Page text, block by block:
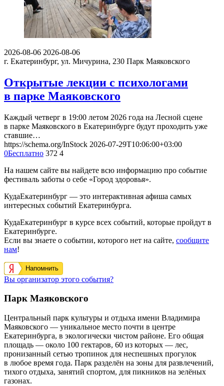
2026-08-06 2026-08-06
г. Екатеринбург, ул. Мичурина, 230 Парк Маяковского
Открытые лекции с психологами
в парке Маяковского
Каждый четверг в 19:00 летом 2026 года на Лесной сцене
в парке Маяковского в Екатеринбурге будут проходить уже
ставшие…
https://schema.org/InStock 2026-07-29T10:06:00+03:00
0Бесплатно 372 4
На нашем сайте вы найдете всю информацию про событие
фестиваль заботы о себе «Город здоровья».
КудаЕкатеринбург — это интерактивная афиша самых
интересных событий Екатеринбурга.
КудаЕкатеринбург в курсе всех событий, которые пройдут в
Екатеринбурге.
Если вы знаете о событии, которого нет на сайте, сообщите
нам!
Напомнить
Вы организатор этого события?
Парк Маяковского
Центральный парк культуры и отдыха имени Владимира
Маяковского — уникальное место почти в центре
Екатеринбурга, в экологически чистом районе. Его общая
площадь — около 100 гектаров, 60 из которых — лес,
пронизанный сетью тропинок для неспешных прогулок
в любое время года. Парк разделён на зоны для развлечений,
тихого отдыха, занятий спортом, для пикников на зелёных
газонах.